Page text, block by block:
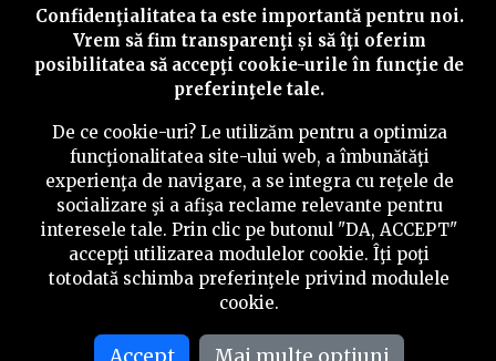
Printre aceste sesizări se numără și una care vizează
plagiatul lui Mihai Tudose, făcut public de CRJI încă din
2015.
funcționare a Comisiei de Etică, Academia SRI era
obligată să verifice teza și să ia o decizie de menținere
sau de retragere a titlului în 30 de zile.
Acest termen nu a fost, însă, respectat.
Totuși, la finalul lunii septembrie 2018, Academia SRI
decide că e momentul să înceapă curățenia și reclamă la
Mihai Tudose, înlocuit din funcția de premier în
Confidenţialitatea ta este importantă pentru noi.
Vrem să fim transparenţi și să îţi oferim
posibilitatea să accepţi cookie-urile în funcţie de
preferinţele tale.
De ce cookie-uri? Le utilizăm pentru a optimiza
funcţionalitatea site-ului web, a îmbunătăţi
experienţa de navigare, a se integra cu reţele de
socializare şi a afişa reclame relevante pentru
interesele tale. Prin clic pe butonul "DA, ACCEPT"
accepţi utilizarea modulelor cookie. Îţi poţi
totodată schimba preferinţele privind modulele
cookie.